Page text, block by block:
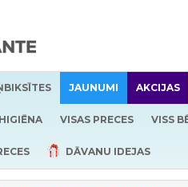
JAUNUMI AKCIJAS
VISAS PRECES VISS
DĀVANU IDEJAS